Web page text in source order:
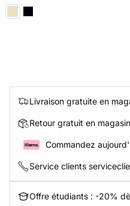
Livraison gratuite en
Retour gratuit en magasin
Commandez
Service clients
Offre étudiants : -20%